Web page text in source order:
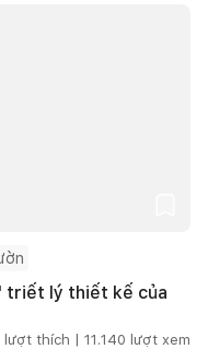
triết lý thiết kế của
lượt thích | 11.140 lượt xem